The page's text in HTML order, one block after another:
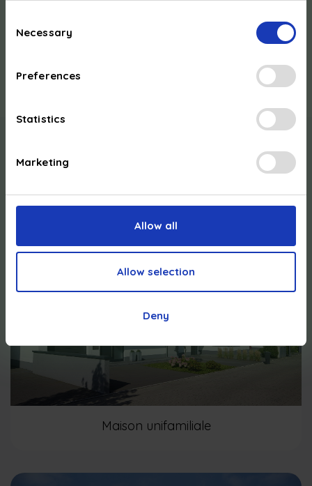
Selection
Necessary
Preferences
Statistics
Marketing
Allow all
Allow selection
Deny
Pays-Bas : NL827221344B01
Nos
Maison unifamiliale